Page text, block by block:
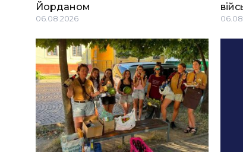
Йорданом
06.08.2026